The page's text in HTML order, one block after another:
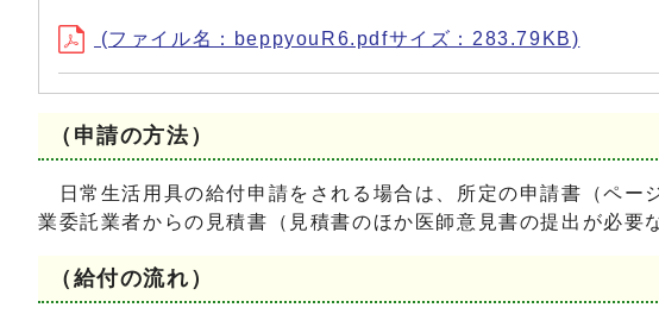
(ファイル名：beppyouR6.pdfサイズ：283.79KB)
（申請の方法）
日常生活用具の給付申請をされる場合は、所定の申請書（ペー
業委託業者からの見積書（見積書のほか医師意見書の提出が必要
（給付の流れ）